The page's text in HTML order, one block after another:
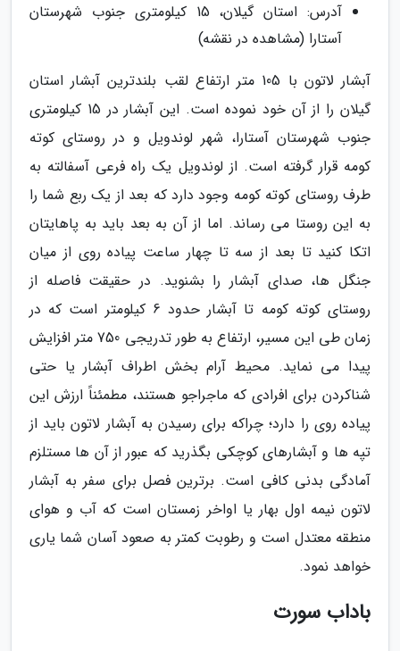
آدرس: استان گیلان، 15 کیلومتری جنوب شهرستان
آستارا (مشاهده در نقشه)
آبشار لاتون با 105 متر ارتفاع لقب بلندترین آبشار استان
گیلان را از آن خود نموده است. این آبشار در 15 کیلومتری
جنوب شهرستان آستارا، شهر لوندویل و در روستای کوته
کومه قرار گرفته است. از لوندویل یک راه فرعی آسفالته به
طرف روستای کوته کومه وجود دارد که بعد از یک ربع شما را
به این روستا می رساند. اما از آن به بعد باید به پاهایتان
اتکا کنید تا بعد از سه تا چهار ساعت پیاده روی از میان
جنگل ها، صدای آبشار را بشنوید. در حقیقت فاصله از
روستای کوته کومه تا آبشار حدود 6 کیلومتر است که در
زمان طی این مسیر، ارتفاع به طور تدریجی 750 متر افزایش
پیدا می نماید. محیط آرام بخش اطراف آبشار یا حتی
شناکردن برای افرادی که ماجراجو هستند، مطمئناً ارزش این
پیاده روی را دارد؛ چراکه برای رسیدن به آبشار لاتون باید از
تپه ها و آبشارهای کوچکی بگذرید که عبور از آن ها مستلزم
آمادگی بدنی کافی است. برترین فصل برای سفر به آبشار
لاتون نیمه اول بهار یا اواخر زمستان است که آب و هوای
منطقه معتدل است و رطوبت کمتر به صعود آسان شما یاری
خواهد نمود.
باداب سورت